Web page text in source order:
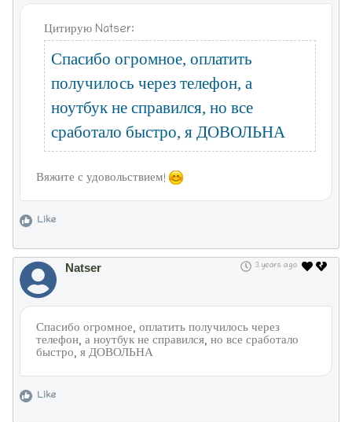
Цитирую Natser:
Спасибо огромное, оплатить
получилось через телефон, а
ноутбук не справился, но все
сработало быстро, я ДОВОЛЬНА
Вяжите с удовольствием!
Like
Natser 3 years ago
Спасибо огромное, оплатить получилось через
телефон, а ноутбук не справился, но все сработало
быстро, я ДОВОЛЬНА
Like